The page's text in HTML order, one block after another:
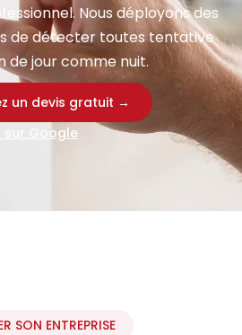
Nous déployons des
de détecter toutes tentative
de jour comme nuit.
un devis gratuit →
sur Google
SON ENTREPRISE